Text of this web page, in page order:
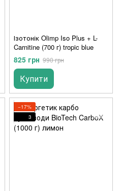
Ізотонік Olimp Iso Plus + L-
Carnitine (700 г) tropic blue
825 грн 990 грн
Купити
−17%
3